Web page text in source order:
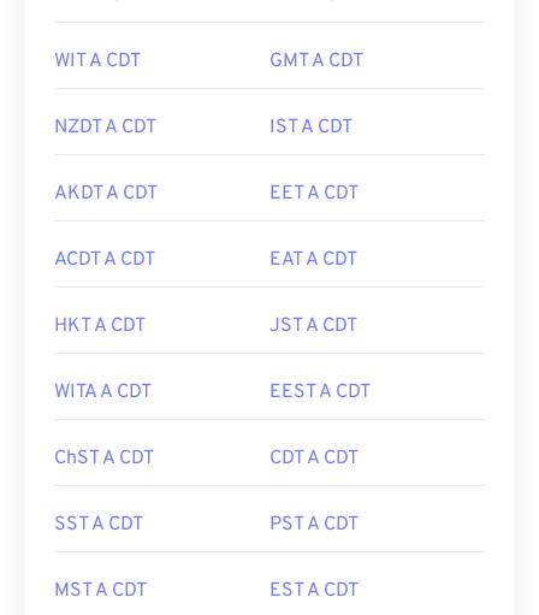
WIT A CDT GMT A CDT
NZDT A CDT IST A CDT
AKDT A CDT EET A CDT
ACDT A CDT EAT A CDT
HKT A CDT JST A CDT
WITA A CDT EEST A CDT
ChST A CDT CDT A CDT
SST A CDT PST A CDT
MST A CDT EST A CDT